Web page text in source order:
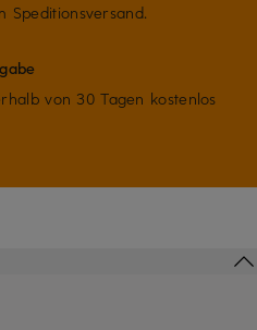
Speditionsversand.
von 30 Tagen kostenlos